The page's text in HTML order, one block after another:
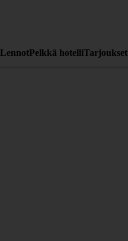
LennotPelkkä hotelliTarjoukset